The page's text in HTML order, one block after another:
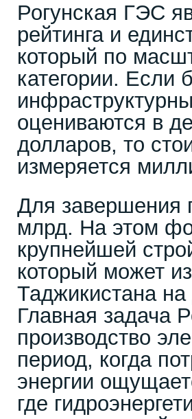
Рогунская ГЭС
рейтинга и
который по
категории. Если
оцениваются в
долларов, то
измеряется
Для завершения
млрд. На этом
крупнейшей
который может
Таджикистана
Главная задача
производство
период, когда
энергии
где